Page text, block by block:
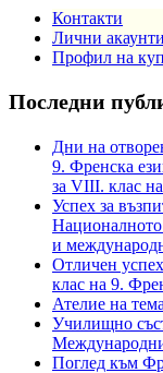
Контакти
Лични акаунти
Профил на
Последни
Дни на
9. Френска
за VIII. клас
Успех за
Националното
и
Отличен
клас на 9.
Ателие на
Училищно
Поглед към